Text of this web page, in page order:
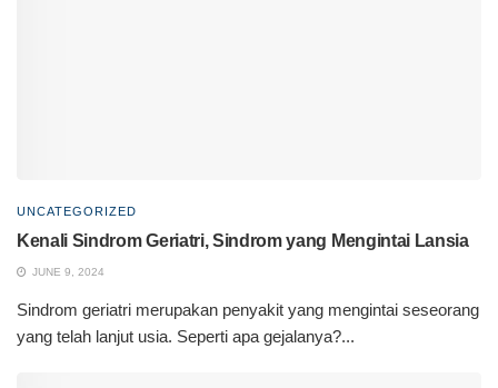
UNCATEGORIZED
Kenali Sindrom Geriatri, Sindrom yang Mengintai Lansia
JUNE 9, 2024
Sindrom geriatri merupakan penyakit yang mengintai seseorang
yang telah lanjut usia. Seperti apa gejalanya?...